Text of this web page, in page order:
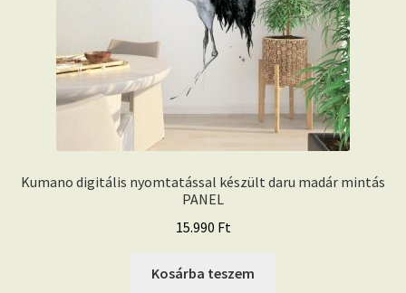
Kumano digitális nyomtatással készült daru madár mintás
PANEL
15.990 Ft
Kosárba teszem